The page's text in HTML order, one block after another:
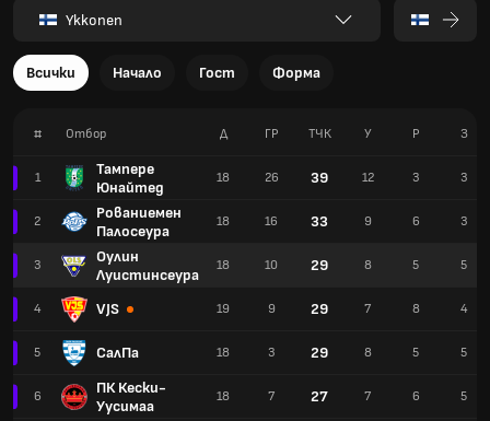
Ykkonen
Всички Начало Гост Форма
# Отбор
1
Тампере
Юнайтед
2
Рованиемен
Палосеура
3
Оулин
Луистинсеура
4 VJS
5 СалПа
6
ПК Кески-
Уусимаа
Д ГР TЧК У Р З
18 26 39 12 3 3
18 16 33 9 6 3
18 10 29 8 5 5
19 9 29 7 8 4
18 3 29 8 5 5
18 7 27 7 6 5